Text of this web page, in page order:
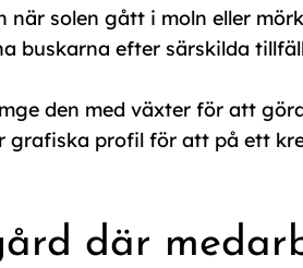
solen gått i moln eller
buskarna efter särskilda
den med växter för att
grafiska profil för att på ett
där